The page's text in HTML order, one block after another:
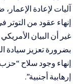
آليات لإعادة
إنهاء عقود من التوتر
غير أن البيان
بضرورة تعزيز سيادة
إنهاء وجود سلاح
إرهابية أجنبية”.